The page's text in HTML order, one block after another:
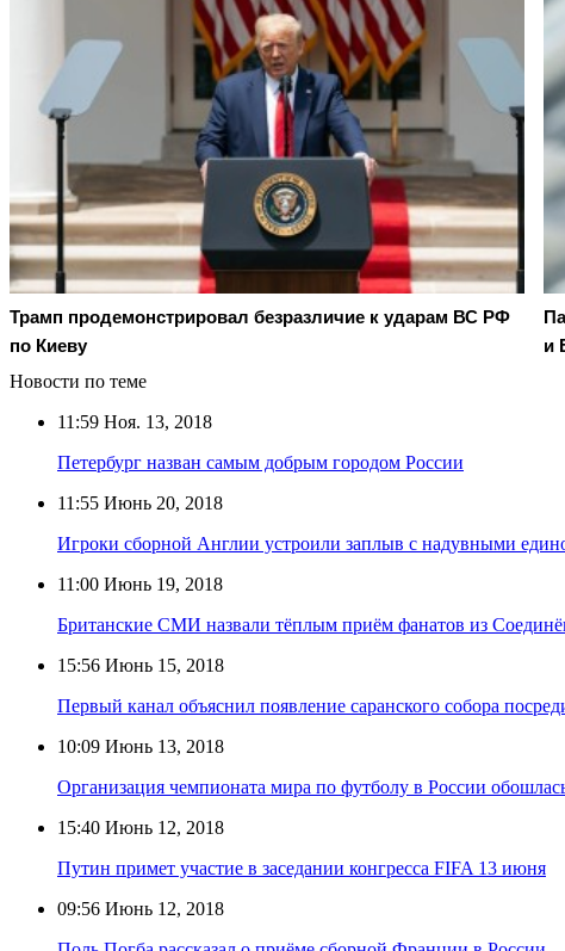
Трамп продемонстрировал безразличие к ударам ВС РФ
по Киеву
и
Новости по теме
11:59 Ноя. 13, 2018
Петербург назван самым добрым городом России
11:55 Июнь 20, 2018
Игроки сборной Англии устроили заплыв с надувными
11:00 Июнь 19, 2018
Британские СМИ назвали тёплым приём фанатов из
15:56 Июнь 15, 2018
Первый канал объяснил появление саранского собора
10:09 Июнь 13, 2018
Организация чемпионата мира по футболу в России
15:40 Июнь 12, 2018
Путин примет участие в заседании конгресса FIFA 13 июня
09:56 Июнь 12, 2018